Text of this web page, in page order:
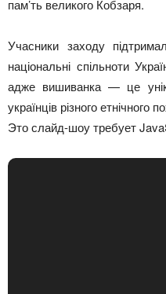
пам’ть великого Кобзаря.
Учасники заходу
національні спільноти
адже вишиванка — це
українців різного етнічного
Это слайд-шоу требует